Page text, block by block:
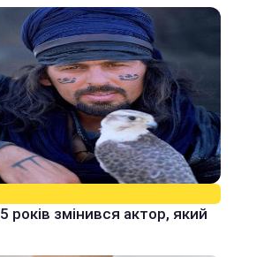
років змінився актор, який